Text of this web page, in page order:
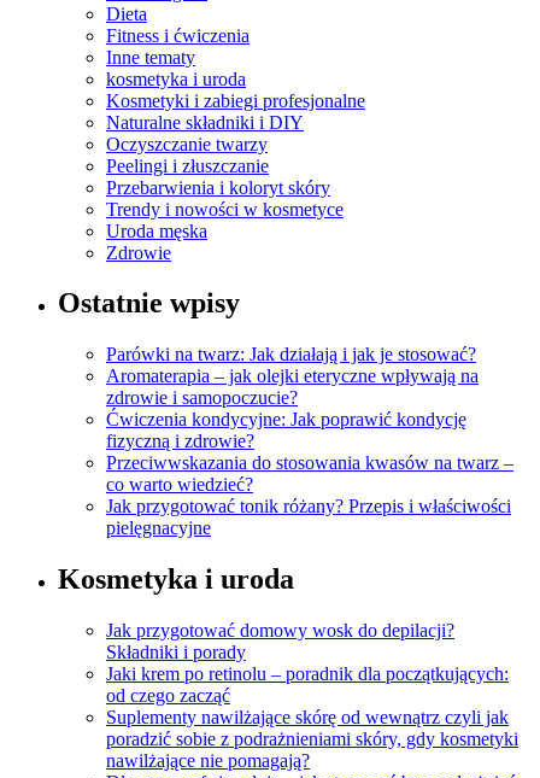
Dieta
Fitness i ćwiczenia
Inne tematy
kosmetyka i uroda
Kosmetyki i zabiegi profesjonalne
Naturalne składniki i DIY
Oczyszczanie twarzy
Peelingi i złuszczanie
Przebarwienia i koloryt skóry
Trendy i nowości w kosmetyce
Uroda męska
Zdrowie
Ostatnie wpisy
Parówki na twarz: Jak działają i jak je stosować?
Aromaterapia – jak olejki eteryczne wpływają na
zdrowie i samopoczucie?
Ćwiczenia kondycyjne: Jak poprawić kondycję
fizyczną i zdrowie?
Przeciwwskazania do stosowania kwasów na twarz –
co warto wiedzieć?
Jak przygotować tonik różany? Przepis i właściwości
pielęgnacyjne
Kosmetyka i uroda
Jak przygotować domowy wosk do depilacji?
Składniki i porady
Jaki krem po retinolu – poradnik dla początkujących:
od czego zacząć
Suplementy nawilżające skórę od wewnątrz czyli jak
poradzić sobie z podrażnieniami skóry, gdy kosmetyki
nawilżające nie pomagają?